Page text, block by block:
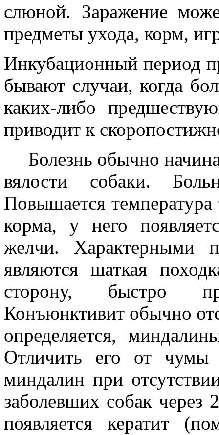
слюной. Заражение
предметы ухода, корм,
Инкубационный период
бывают случаи, когда
каких-либо
приводит к
Болезнь обычно
вялости собаки.
Повышается температура
корма, у него
желчи. Характерными
являются шаткая
сторону, быстро
Конъюнктивит обычно
определяется,
Отличить его от чумы
миндалин при
заболевших собак через
появляется кератит